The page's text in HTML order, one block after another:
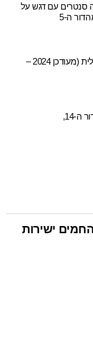
סנטרים עם דגש על
איך לכתוב חיבור בעד ונגד באנגלית לבגרות באנגלית (מעודכן 2024 –
אינטל משיקה את k14900, המעבד השולחני מהדור ה-14,
ישירות